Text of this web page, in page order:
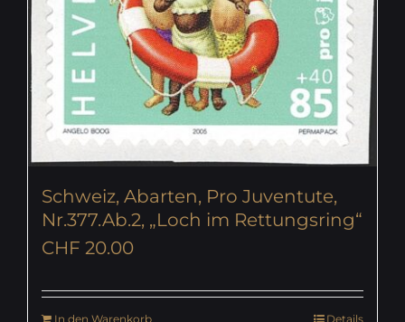
Schweiz, Abarten, Pro Juventute,
Nr.377.Ab.2, „Loch im Rettungsring“
CHF 20.00
In den Warenkorb Details